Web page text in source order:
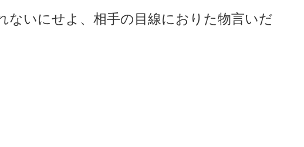
ないにせよ、相手の目線におりた物言いだ